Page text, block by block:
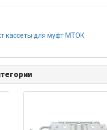
кассеты для муфт МТОК